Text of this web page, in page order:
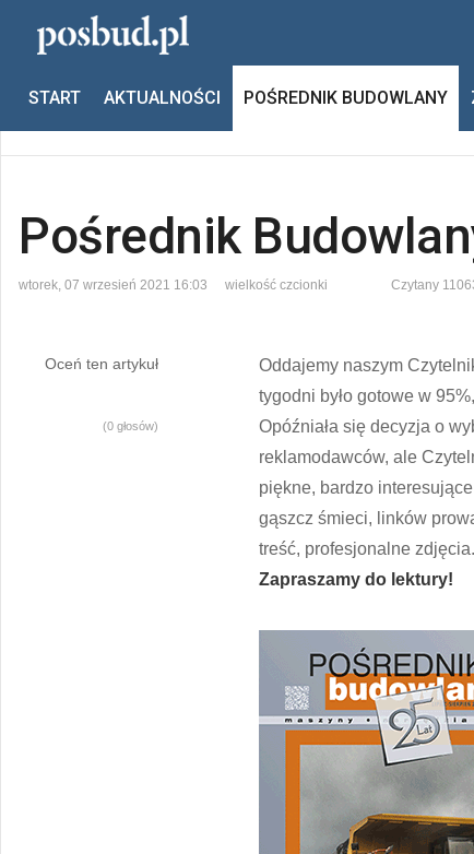
START AKTUALNOŚCI POŚREDNIK BUDOWLANY
Jesteś tutaj: Start Pośrednik budowlany Pośrednik
Pośrednik
wtorek, 07 wrzesień 2021 16:03 wielkość czcionki Czytany
Oceń ten artykuł
(0 głosów)
Oddajemy naszym
tygodni było gotowe w
Opóźniała się decyzja o
reklamodawców, ale
piękne, bardzo
gąszcz śmieci, linków
treść, profesjonalne
Zapraszamy do lektury!